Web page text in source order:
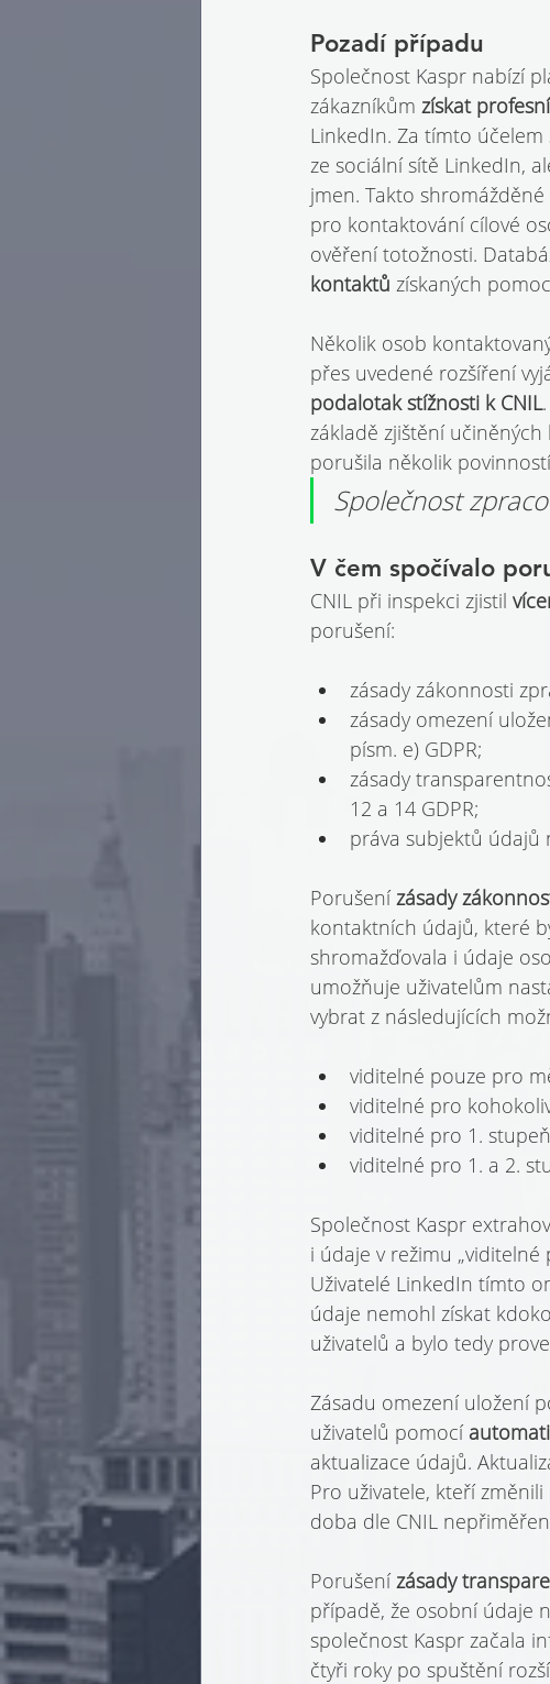
Pozadí případu
Společnost Kaspr nabízí
zákazníkům získat
LinkedIn. Za tímto
ze sociální sítě LinkedIn,
jmen. Takto
pro kontaktování cílové
ověření totožnosti.
kontaktů získaných
Několik osob
přes uvedené rozšíření
podalotak stížnosti k CNIL
základě zjištění
porušila několik
Společnost
V čem spočívalo
CNIL při inspekci zjistil
porušení:
zásady zákonnosti
zásady omezení
písm. e) GDPR;
zásady
12 a 14 GDPR;
práva subjektů údajů
Porušení zásady
kontaktních údajů, které
shromažďovala i údaje
umožňuje uživatelům
vybrat z následujících
viditelné pouze pro
viditelné pro
viditelné pro 1.
viditelné pro 1. a 2.
Společnost Kaspr
i údaje v režimu „viditelné
Uživatelé LinkedIn tímto
údaje nemohl získat
uživatelů a bylo tedy
Zásadu omezení uložení
uživatelů pomocí
aktualizace údajů.
Pro uživatele, kteří
doba dle CNIL
Porušení zásady
případě, že osobní údaje
společnost Kaspr začala
čtyři roky po spuštění